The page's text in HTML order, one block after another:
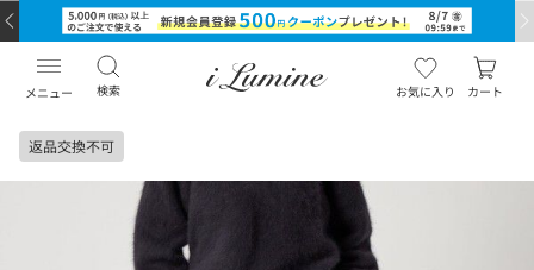
メニュー 検索 お気に入り カート
返品交換不可